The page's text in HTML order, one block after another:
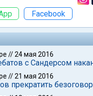
Facebook
//24 мая 2016
с Сандерсом
//21 мая 2016
прекратить